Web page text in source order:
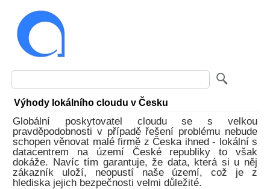
Výhody lokálního cloudu v Česku
Globální poskytovatel cloudu se s velkou
pravděpodobnosti v případě řešení problému nebude
schopen věnovat malé firmě z Česka ihned - lokální s
datacentrem na území České republiky to však
dokáže. Navíc tím garantuje, že data, která si u něj
zákazník uloží, neopustí naše území, což je z
hlediska jejich bezpečnosti velmi důležité.